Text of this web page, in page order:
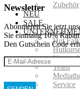
Zubehör
NEU
SALE
Hut
Unsere
Team
Service
Newsletter
Abonnieren Sie jetzt
Sie einmalig 10%
Den Gutschein Code